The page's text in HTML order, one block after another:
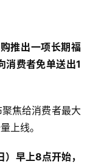
推出一项长期福
消费者免单送出1
焦给消费者最大
上线。
早上8点开始，